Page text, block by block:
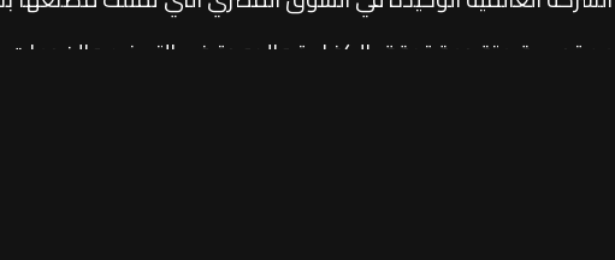
متقدمة تحقق الكفاءة والجودة في التصنيع